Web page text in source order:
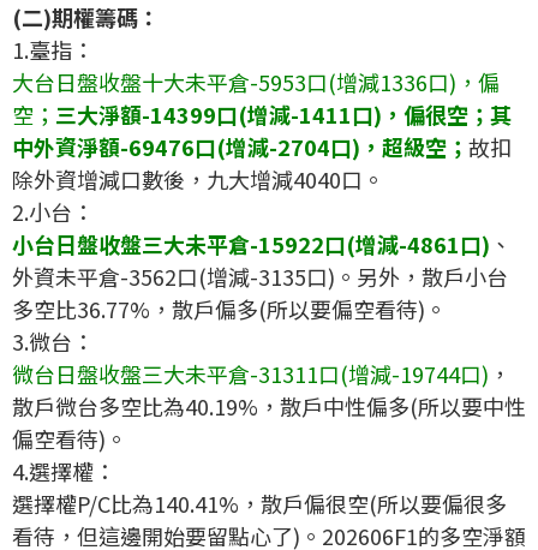
(二)期權籌碼：
1.臺指：
大台日盤收盤十大未平倉-5953口(增減1336口)，偏
空； 三大淨額-14399口(增減-1411口)，偏很空；其
中外資淨額-69476口(增減-2704口)，超級空； 故扣
除外資增減口數後，九大增減4040口。
2.小台：
小台日盤收盤三大未平倉-15922口(增減-4861口) 、
外資未平倉-3562口(增減-3135口)。另外，散戶小台
多空比36.77%，散戶偏多(所以要偏空看待)。
3.微台：
微台日盤收盤三大未平倉-31311口(增減-19744口) ，
散戶微台多空比為40.19%，散戶中性偏多(所以要中性
偏空看待)。
4.選擇權：
選擇權P/C比為140.41%，散戶偏很空(所以要偏很多
看待，但這邊開始要留點心了)。202606F1的多空淨額